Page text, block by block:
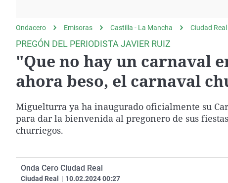
gato
Negra
Ondacero Emisoras Castilla - La Mancha Ciudad Real
PREGÓN DEL PERIODISTA JAVIER RUIZ
"Que no hay un carnaval
ahora beso, el carnaval
Miguelturra ya ha inaugurado oficialmente su
para dar la bienvenida al pregonero de sus
churriegos.
Onda Cero Ciudad Real
Ciudad Real | 10.02.2024 00:27